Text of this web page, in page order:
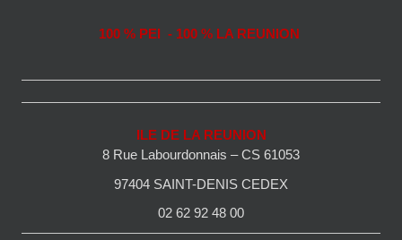
100 % PEI - 100 % LA REUNION
ILE DE LA REUNION
8 Rue Labourdonnais – CS 61053
97404 SAINT-DENIS CEDEX
02 62 92 48 00